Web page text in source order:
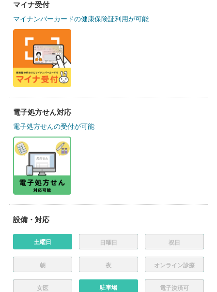
マイナ受付
マイナンバーカードの健康保険証利用が可能
電子処方せん対応
電子処方せんの受付が可能
設備・対応
土曜日 日曜日 祝日
朝 夜 オンライン診療
女医 駐車場 電子決済可